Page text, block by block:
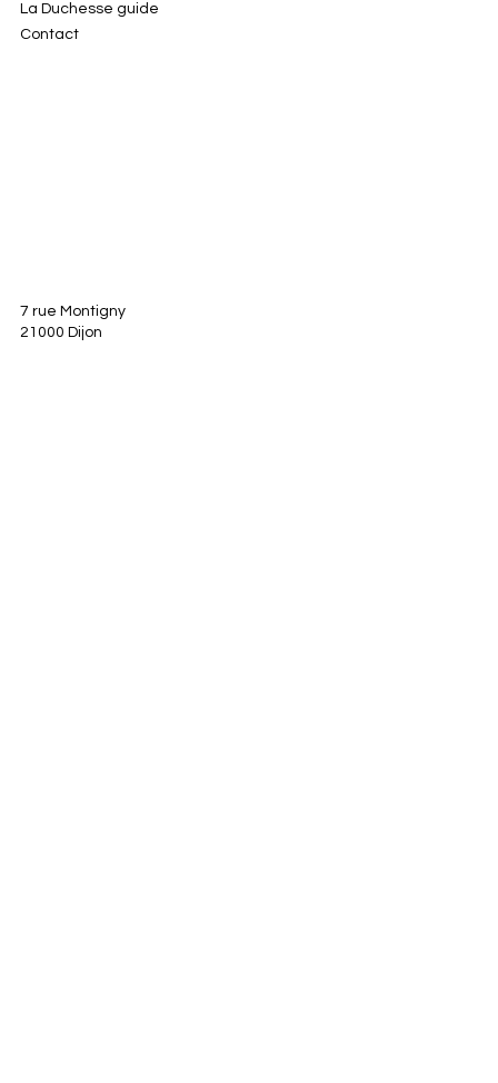
La Duchesse guide
Contact
7 rue Montigny
21000 Dijon